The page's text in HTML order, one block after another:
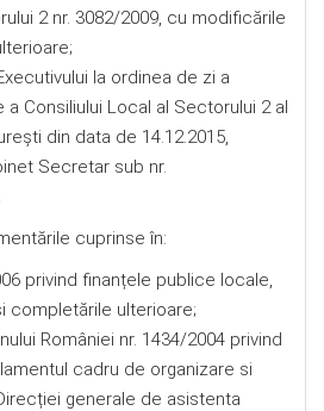
2 nr. 3082/2009, cu modificările
la ordinea de zi a
a Consiliului Local al Sectorului 2 al
din data de 14.12.2015,
Secretar sub nr.
cuprinse în:
privind finanțele publice locale,
completările ulterioare;
României nr. 1434/2004 privind
cadru de organizare si
generale de asistenta